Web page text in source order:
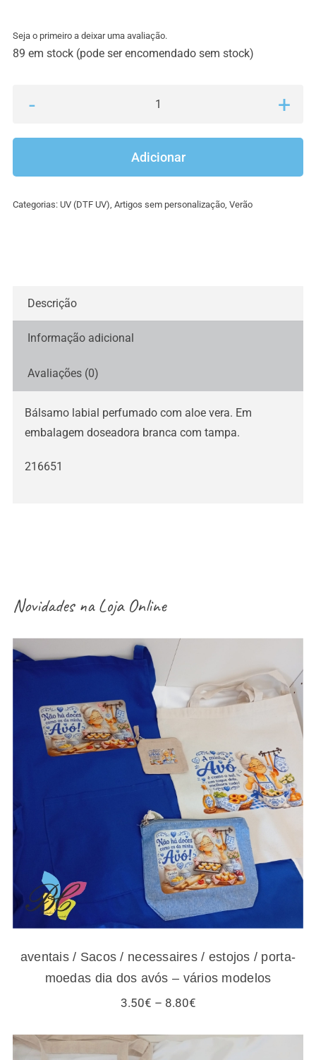
Seja o primeiro a deixar uma avaliação.
89 em stock (pode ser encomendado sem stock)
Bálsamo
aloe
Adicionar
Categorias: UV (DTF UV), Artigos sem personalização, Verão
Descrição
Informação adicional
Avaliações (0)
Bálsamo labial perfumado com aloe vera. Em
embalagem doseadora branca com tampa.
216651
Novidades naLoja Online
aventais / Sacos / necessaires / estojos /
porta-moedas dia dos avós – vários modelos
aventais / Sacos / necessaires / estojos / porta-
moedas dia dos avós – vários modelos
3.50€ – 8.80€Price